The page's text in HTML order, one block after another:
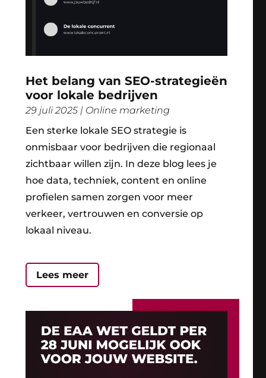
Het belang van SEO-strategieën
voor lokale bedrijven
29 juli 2025| Online marketing
Een sterke lokale SEO strategie is
onmisbaar voor bedrijven die regionaal
zichtbaar willen zijn. In deze blog lees je
hoe data, techniek, content en online
profielen samen zorgen voor meer
verkeer, vertrouwen en conversie op
lokaal niveau.
Lees meer